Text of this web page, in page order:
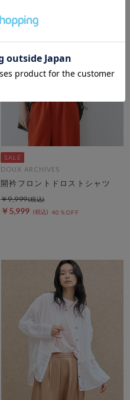
DOUX ARCHIVES
開衿フロントドロストシャツ
￥5,999 40％OFF
￥9,999